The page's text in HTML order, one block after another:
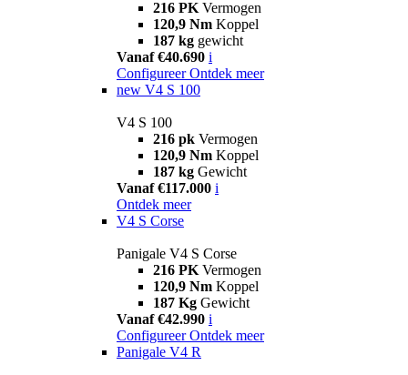
216 PK Vermogen
120,9 Nm Koppel
187 kg gewicht
Vanaf €40.690 i
Configureer Ontdek meer
new V4 S 100
V4 S 100
216 pk Vermogen
120,9 Nm Koppel
187 kg Gewicht
Vanaf €117.000 i
Ontdek meer
V4 S Corse
Panigale V4 S Corse
216 PK Vermogen
120,9 Nm Koppel
187 Kg Gewicht
Vanaf €42.990 i
Configureer Ontdek meer
Panigale V4 R